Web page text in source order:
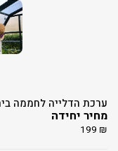
ערכת הדלייה לחממה
מחיר יחידה
199 ₪